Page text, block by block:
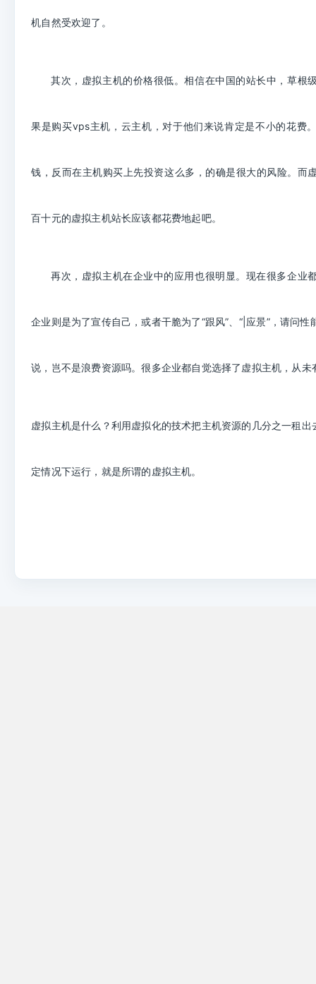
机自然受欢迎了。
其次，虚拟主机的价格很低。相信在中国的站长中，草根
果是购买vps主机，云主机，对于他们来说肯定是不小的花费
钱，反而在主机购买上先投资这么多，的确是很大的风险。而
百十元的虚拟主机站长应该都花费地起吧。
再次，虚拟主机在企业中的应用也很明显。现在很多企业
企业则是为了宣传自己，或者干脆为了“跟风”、“| 应景”，请问性
说，岂不是浪费资源吗。很多企业都自觉选择了虚拟主机，从未
虚拟主机是什么？利用虚拟化的技术把主机资源的几分之一租出
定情况下运行，就是所谓的虚拟主机。